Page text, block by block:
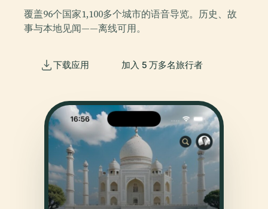
覆盖96个国家1,100多个城市的语音导览。历史、故
事与本地见闻——离线可用。
下载应用 加入 5 万多名旅行者